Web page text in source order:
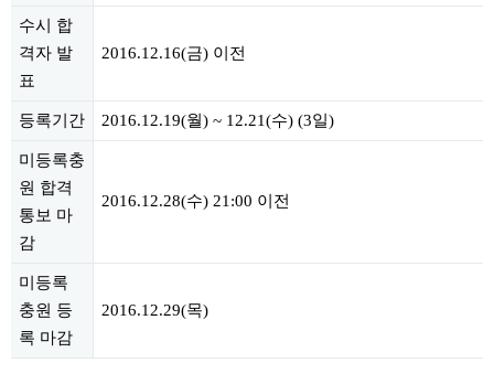
수시 합
격자 발
표
2016.12.16(금) 이전
등록기간 2016.12.19(월) ~ 12.21(수) (3일)
미등록충
원 합격
통보 마
감
2016.12.28(수) 21:00 이전
미등록
충원 등
록 마감
2016.12.29(목)